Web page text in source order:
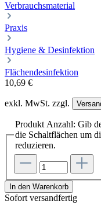
Verbrauchsmaterial
Praxis
Hygiene & Desinfektion
Flächendesinfektion
10,69 €
exkl. MwSt. zzgl.
Produkt Anzahl: Gib
die Schaltflächen um
reduzieren.
In den Warenkorb
Sofort versandfertig